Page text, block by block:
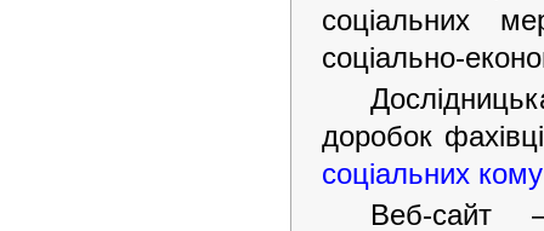
соціальних
соціально-
доробок
соціальних
Веб-